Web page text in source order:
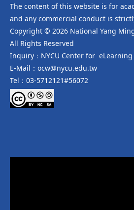
The content of this website is for
and any commercial conduct is
Copyright © 2026 National Yang
All Rights Reserved
Inquiry：NYCU Center for eLearning
E-Mail：ocw@nycu.edu.tw
Tel：03-5712121#56072